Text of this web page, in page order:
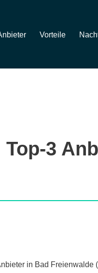
Vorteile
3
in Bad Freienwalde